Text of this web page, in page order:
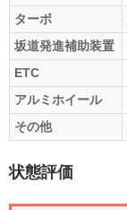
ターボ
坂道発進補助装置
ETC
アルミホイール
その他
状態評価